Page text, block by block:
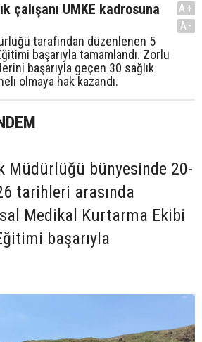
çalışanı UMKE kadrosuna
tarafından düzenlenen 5
başarıyla tamamlandı. Zorlu
başarıyla geçen 30 sağlık
olmaya hak kazandı.
A+
A-
Müdürlüğü bünyesinde 20-
tarihleri arasında
Medikal Kurtarma Ekibi
başarıyla